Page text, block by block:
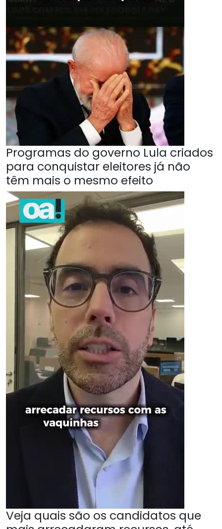
Programas do governo Lula criados
para conquistar eleitores já não
têm mais o mesmo efeito
Veja quais são os candidatos que